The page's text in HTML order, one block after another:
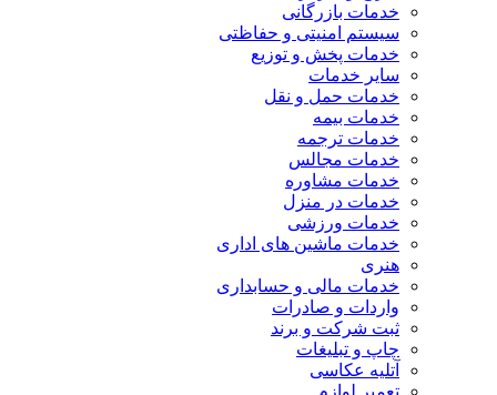
خدمات بازرگانی
سیستم امنیتی و حفاظتی
خدمات پخش و توزیع
سایر خدمات
خدمات حمل و نقل
خدمات بیمه
خدمات ترجمه
خدمات مجالس
خدمات مشاوره
خدمات در منزل
خدمات ورزشی
خدمات ماشین های اداری
هنری
خدمات مالی و حسابداری
واردات و صادرات
ثبت شرکت و برند
چاپ و تبلیغات
آتلیه عکاسی